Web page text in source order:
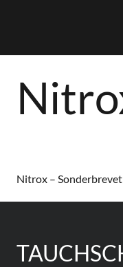
Nitrox – Sonderbrevet